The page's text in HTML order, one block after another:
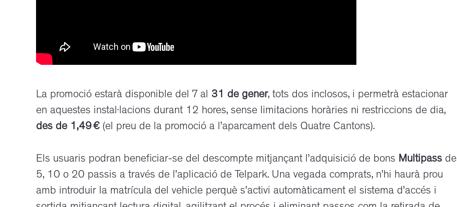
La promoció estarà disponible del 7 al 31 de gener, tots dos inclosos, i permetrà estacionar
en aquestes instal·lacions durant 12 hores, sense limitacions horàries ni restriccions de dia,
des de 1,49 € (el preu de la promoció a l’aparcament dels Quatre Cantons).
Els usuaris podran beneficiar-se del descompte mitjançant l’adquisició de bons Multipass de
5, 10 o 20 passis a través de l’aplicació de Telpark. Una vegada comprats, n’hi haurà prou
amb introduir la matrícula del vehicle perquè s’activi automàticament el sistema d’accés i